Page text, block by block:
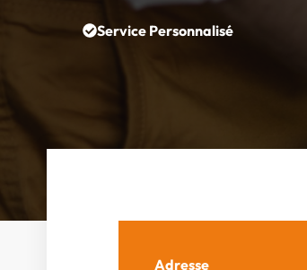
Service Personnalisé
Adresse